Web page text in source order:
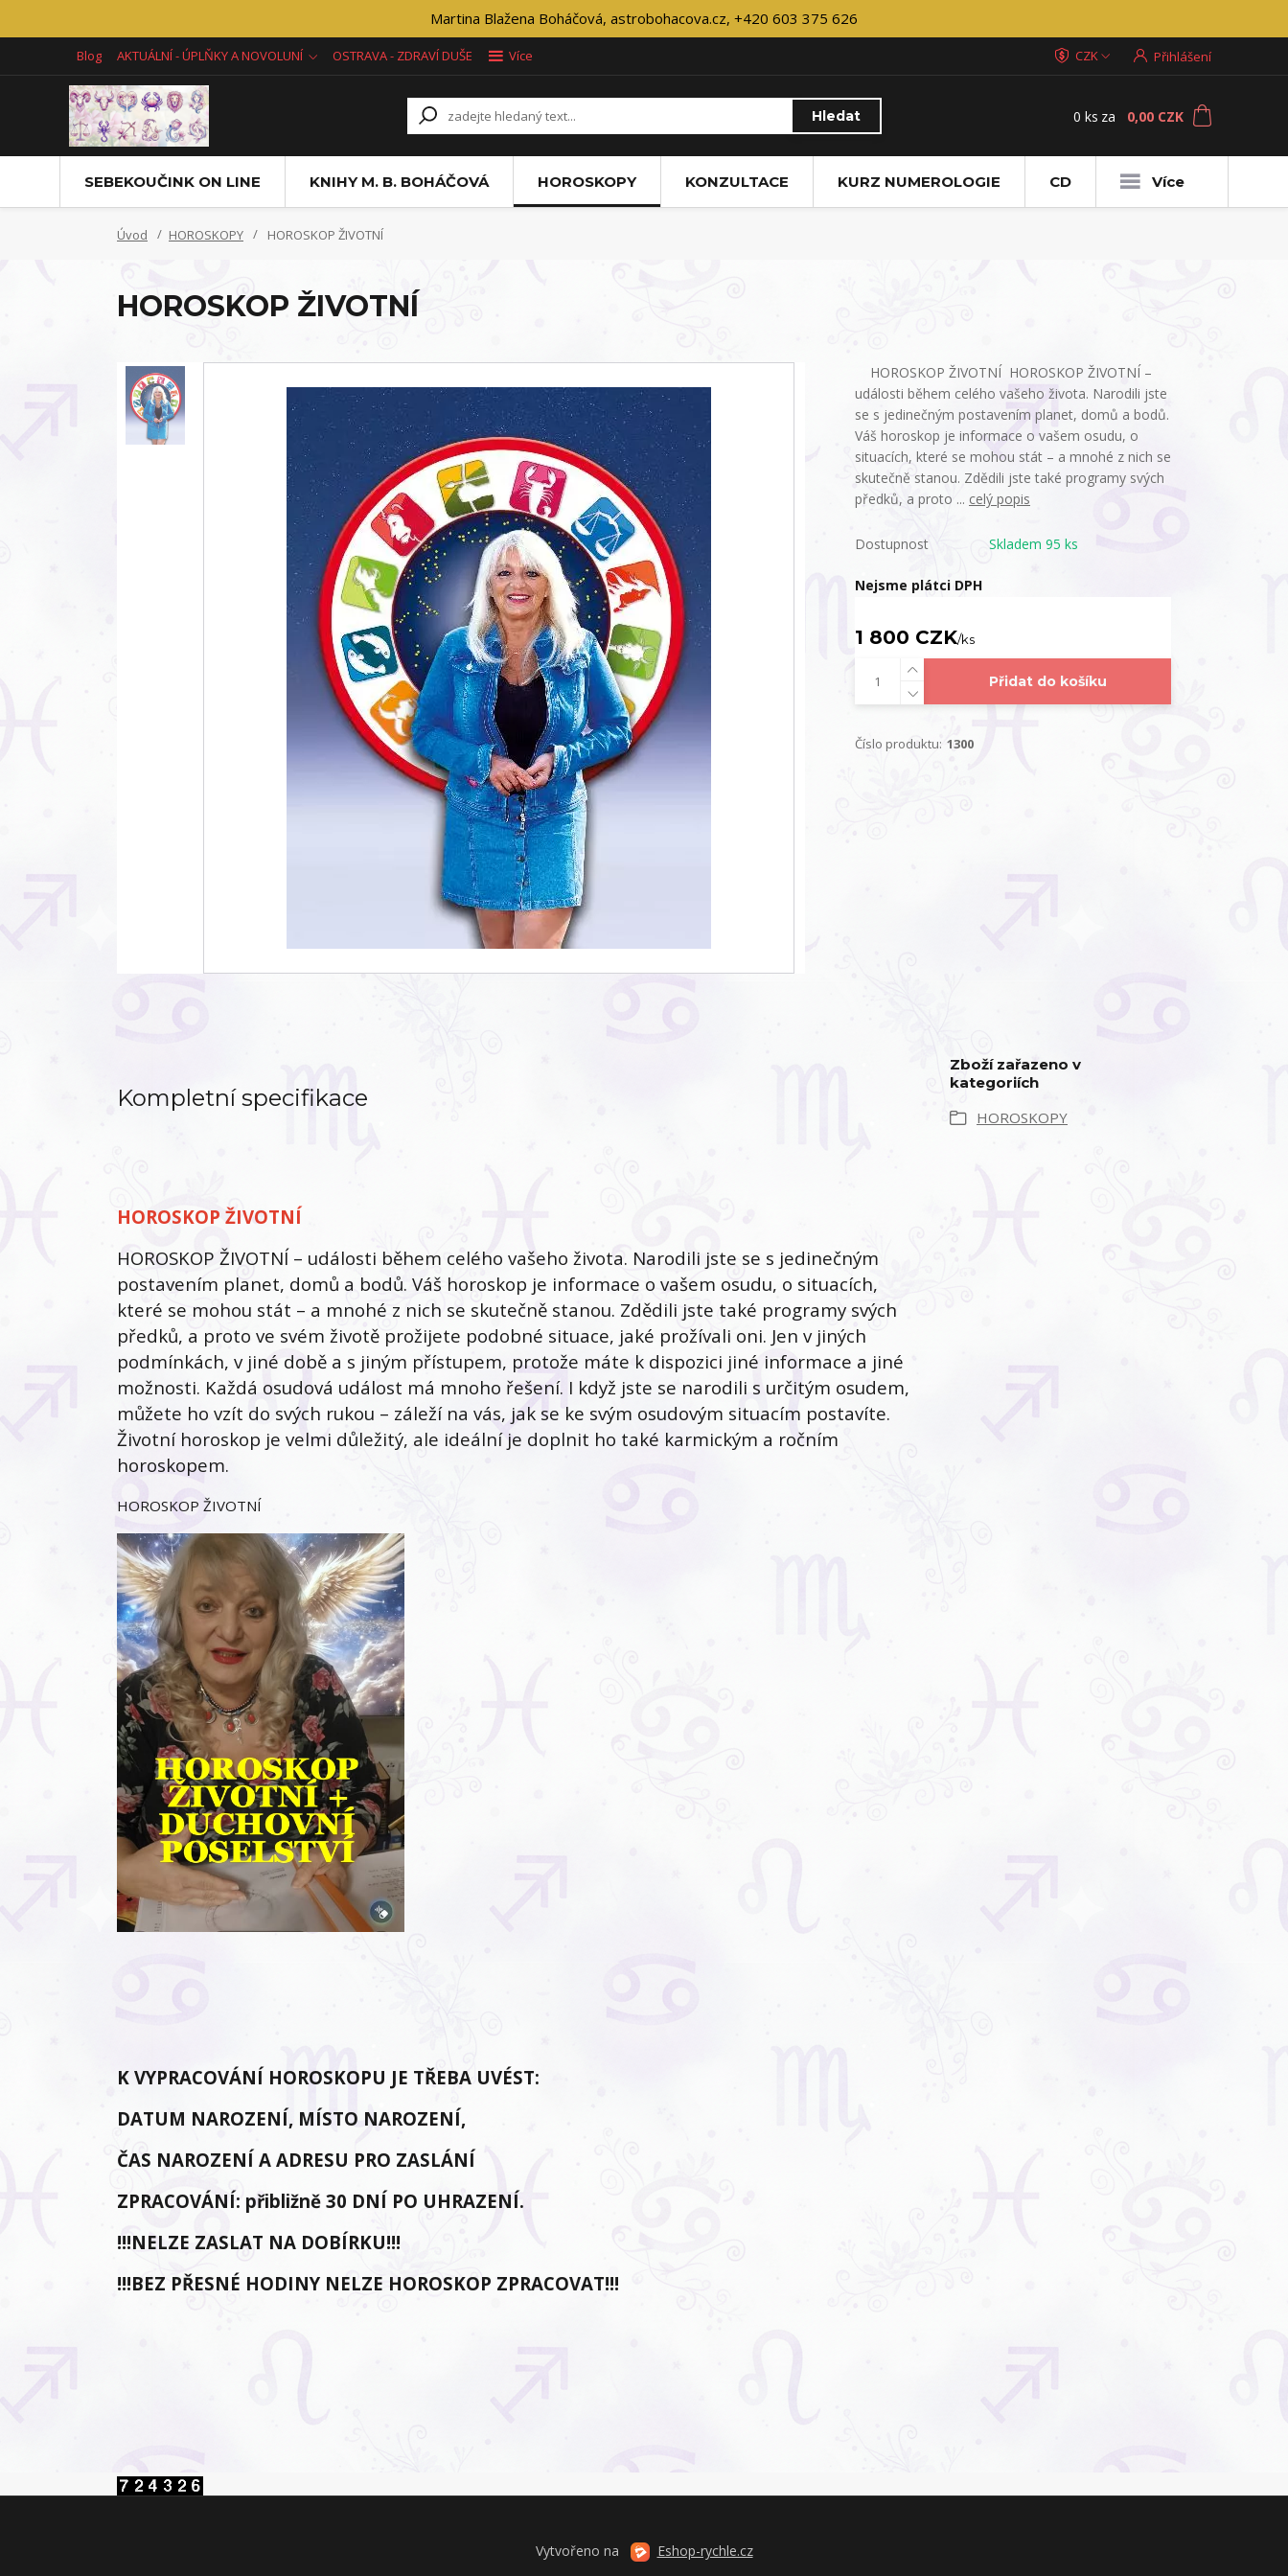
Martina Blažena Boháčová, astrobohacova.cz, +420 603 375 626
Blog AKTUÁLNÍ - ÚPLŇKY A NOVOLUNÍ OSTRAVA - ZDRAVÍ DUŠE Více CZK Přihlášení
Hledat 0 ks za 0,00 CZK
SEBEKOUČINK ON LINE KNIHY M. B. BOHÁČOVÁ HOROSKOPY KONZULTACE KURZ NUMEROLOGIE CD Více
Úvod HOROSKOPY HOROSKOP ŽIVOTNÍ
HOROSKOP ŽIVOTNÍ
HOROSKOP ŽIVOTNÍ HOROSKOP ŽIVOTNÍ –
události během celého vašeho života. Narodili jste
se s jedinečným postavením planet, domů a bodů.
Váš horoskop je informace o vašem osudu, o
situacích, které se mohou stát – a mnohé z nich se
skutečně stanou. Zdědili jste také programy svých
předků, a proto ... celý popis
Dostupnost Skladem 95 ks
Nejsme plátci DPH
1 800 CZK/ks
Přidat do košíku
Číslo produktu: 1300
Kompletní specifikace
HOROSKOP ŽIVOTNÍ
HOROSKOP ŽIVOTNÍ – události během celého vašeho života. Narodili jste se s jedinečným
postavením planet, domů a bodů. Váš horoskop je informace o vašem osudu, o situacích,
které se mohou stát – a mnohé z nich se skutečně stanou. Zdědili jste také programy svých
předků, a proto ve svém životě prožijete podobné situace, jaké prožívali oni. Jen v jiných
podmínkách, v jiné době a s jiným přístupem, protože máte k dispozici jiné informace a jiné
možnosti. Každá osudová událost má mnoho řešení. I když jste se narodili s určitým osudem,
můžete ho vzít do svých rukou – záleží na vás, jak se ke svým osudovým situacím postavíte.
Životní horoskop je velmi důležitý, ale ideální je doplnit ho také karmickým a ročním
horoskopem.
HOROSKOP ŽIVOTNÍ
K VYPRACOVÁNÍ HOROSKOPU JE TŘEBA UVÉST:
DATUM NAROZENÍ, MÍSTO NAROZENÍ,
ČAS NAROZENÍ A ADRESU PRO ZASLÁNÍ
ZPRACOVÁNÍ: přibližně 30 DNÍ PO UHRAZENÍ.
!!!NELZE ZASLAT NA DOBÍRKU!!!
!!!BEZ PŘESNÉ HODINY NELZE HOROSKOP ZPRACOVAT!!!
Zboží zařazeno v
kategoriích
HOROSKOPY
Vytvořeno na Eshop-rychle.cz